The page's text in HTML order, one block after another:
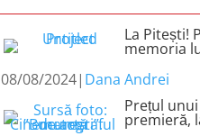
La Pitești!
memoria
08/08/2024| Dana Andrei
Prețul
premieră,